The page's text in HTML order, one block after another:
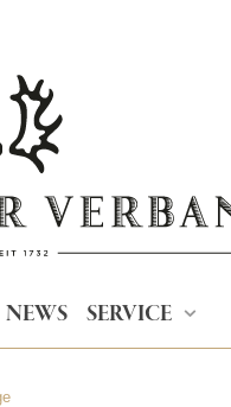
NEWS SERVICE